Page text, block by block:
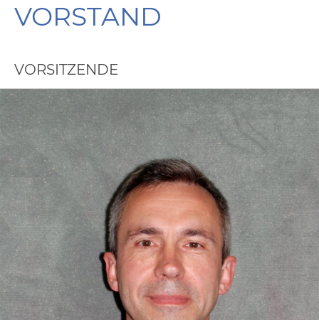
VORSTAND
VORSITZENDE